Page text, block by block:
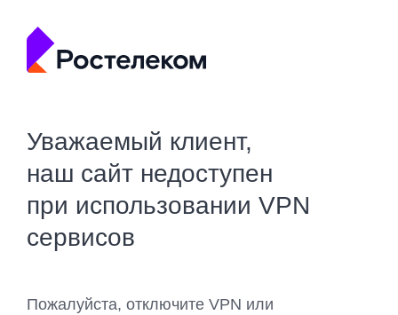
Уважаемый клиент,
наш сайт недоступен
при использовании VPN
сервисов
Пожалуйста, отключите VPN или